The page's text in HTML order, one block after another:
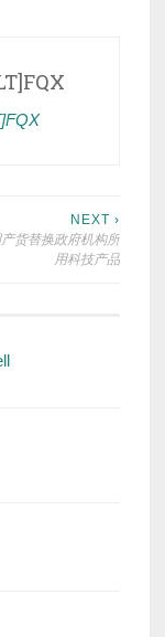
NEXT ›
货替换政府机构所
用科技产品